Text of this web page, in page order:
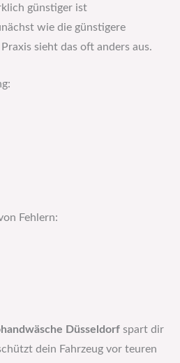
günstiger ist
wie die günstigere
sieht das oft anders aus.
Fehlern:
Düsseldorf spart dir
dein Fahrzeug vor teuren